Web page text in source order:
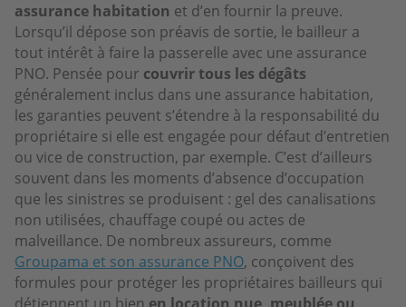
assurance habitation et d’en fournir la preuve.
Lorsqu’il dépose son préavis de sortie, le bailleur a
tout intérêt à faire la passerelle avec une assurance
PNO. Pensée pour couvrir tous les dégâts
généralement inclus dans une assurance habitation,
les garanties peuvent s’étendre à la responsabilité du
propriétaire si elle est engagée pour défaut d’entretien
ou vice de construction, par exemple. C’est d’ailleurs
souvent dans les moments d’absence d’occupation
que les sinistres se produisent : gel des canalisations
non utilisées, chauffage coupé ou actes de
malveillance. De nombreux assureurs, comme
Groupama et son assurance PNO, conçoivent des
formules pour protéger les propriétaires bailleurs qui